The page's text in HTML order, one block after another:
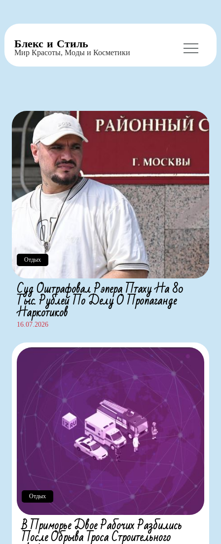
Перейти
содержимому
Блекс и Стиль
Мир Красоты, Моды и Косметики
Отдых
Суд Оштрафовал Рэпера Птаху На 80
Тыс. Рублей По Делу О Пропаганде
Наркотиков
16.07.2026
В Приморье Двое Рабочих Разбились
После Обрыва Троса Строительного
Отдых